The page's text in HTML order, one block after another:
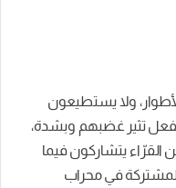
ولا يستطيعون
تثير غضبهم وبشدة،
القرّاء يتشاركون فيما
في محراب